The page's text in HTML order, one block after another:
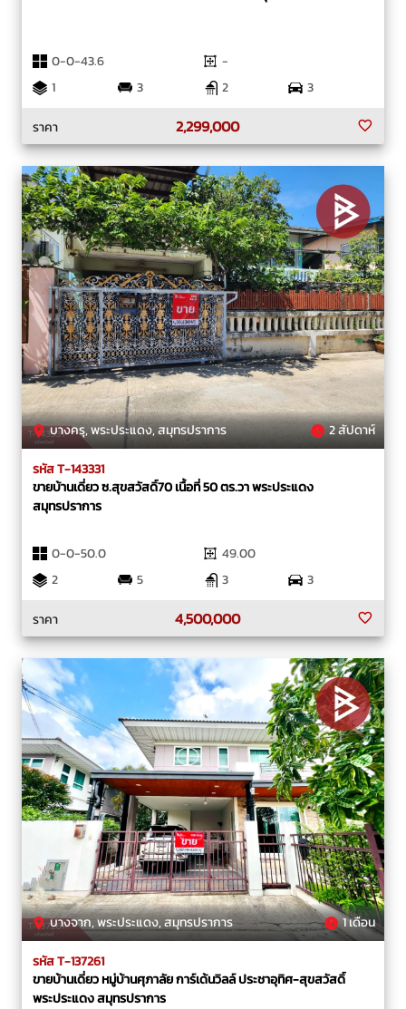
0-0-43.6
-
1
3 2
3
ราคา
2,299,000
บางครุ, พระประแดง, สมุทรปราการ 2 สัปดาห์
รหัส T-143331
ขายบ้านเดี่ยว ซ.สุขสวัสดิ์70 เนื้อที่ 50 ตร.วา พระประแดง
สมุทรปราการ
0-0-50.0
49.00
2
5 3
3
ราคา
4,500,000
บางจาก, พระประแดง, สมุทรปราการ 1 เดือน
รหัส T-137261
ขายบ้านเดี่ยว หมู่บ้านศุภาลัย การ์เด้นวิลล์ ประชาอุทิศ-สุขสวัสดิ์
พระประแดง สมุทรปราการ